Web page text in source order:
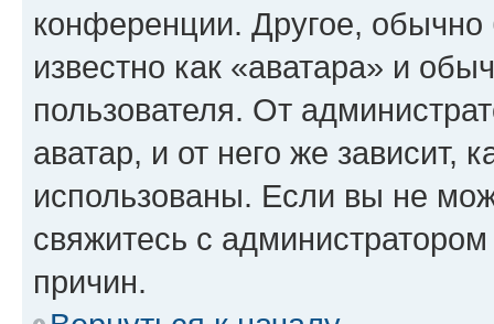
конференции. Другое,
известно как «аватара» и
пользователя. От
аватар, и от него же зависит,
использованы. Если вы не
свяжитесь с
причин.